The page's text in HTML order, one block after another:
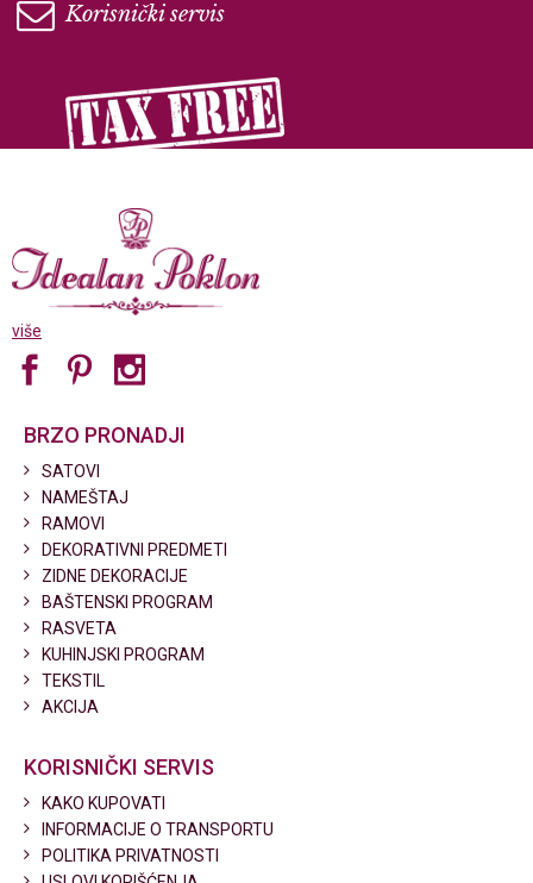
Korisnički servis
više
BRZO PRONADJI
SATOVI
NAMEŠTAJ
RAMOVI
DEKORATIVNI PREDMETI
ZIDNE DEKORACIJE
BAŠTENSKI PROGRAM
RASVETA
KUHINJSKI PROGRAM
TEKSTIL
AKCIJA
KORISNIČKI SERVIS
KAKO KUPOVATI
INFORMACIJE O TRANSPORTU
POLITIKA PRIVATNOSTI